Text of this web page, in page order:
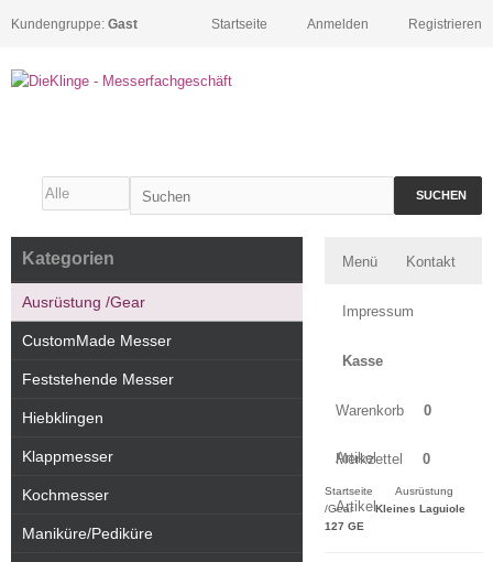
Kundengruppe: Gast Registrieren
Anmelden
Startseite
SUCHEN
Menü Kontakt
Impressum
Kasse
Warenkorb 0
Artikel
Merkzettel 0
Artikel
Startseite
Ausrüstung
/Gear
Kleines Laguiole
127 GE
Kategorien
Ausrüstung /Gear
CustomMade Messer
Feststehende Messer
Hiebklingen
Klappmesser
Kochmesser
Maniküre/Pediküre